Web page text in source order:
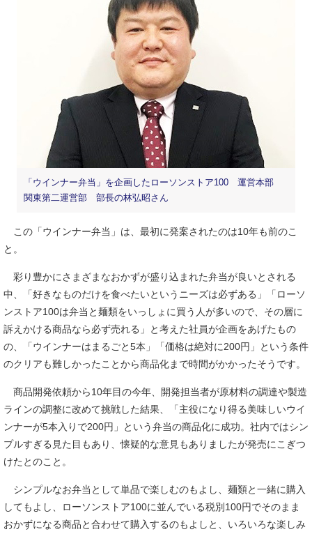
「ウインナー弁当」を企画したローソンストア100 運営本部
関東第二運営部 部長の林弘昭さん
この「ウインナー弁当」は、最初に発案されたのは10年も前のこ
と。
彩り豊かにさまざまなおかずが盛り込まれた弁当が良いとされる
中、「好きなものだけを食べたいというニーズは必ずある」「ローソ
ンストア100は弁当と麺類をいっしょに買う人が多いので、その層に
訴えかける商品なら必ず売れる」と考えた社員が企画をあげたもの
の、「ウインナーはまるごと5本」「価格は絶対に200円」という条件
のクリアも難しかったことから商品化まで時間がかかったそうです。
商品開発依頼から10年目の今年、開発担当者が原材料の調達や製造
ラインの調整に改めて挑戦した結果、「主役になり得る美味しいウイ
ンナーが5本入りで200円」という弁当の商品化に成功。社内ではシン
プルすぎる見た目もあり、懐疑的な意見もありましたが発売にこぎつ
けたとのこと。
シンプルなお弁当として単品で楽しむのもよし、麺類と一緒に購入
してもよし、ローソンストア100に並んでいる税別100円でそのまま
おかずになる商品と合わせて購入するのもよしと、いろいろな楽しみ